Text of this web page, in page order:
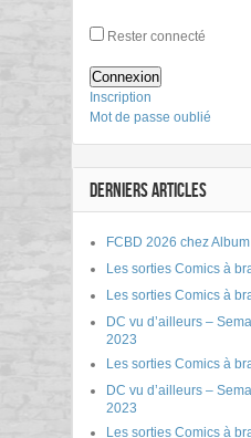
Rester connecté
Connexion
Inscription
Mot de passe oublié
DERNIERS ARTICLES
FCBD 2026 chez
Les sorties Comics à
Les sorties Comics à
DC vu d’ailleurs –
2023
Les sorties Comics à
DC vu d’ailleurs –
2023
Les sorties Comics à